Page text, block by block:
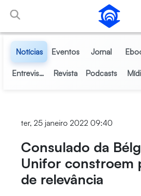
Pular para o Conteúdo principal
Notícias Eventos Jornal
Entrevistas Revista Podcasts
ter, 25 janeiro 2022 09:40
Consulado da
Unifor constroem
de relevância